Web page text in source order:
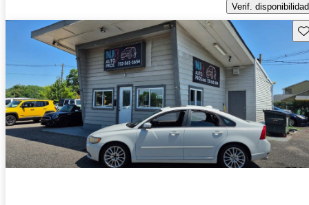
Verif. disponibilidad